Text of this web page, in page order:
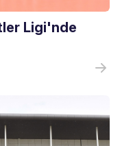
Ligi'nde